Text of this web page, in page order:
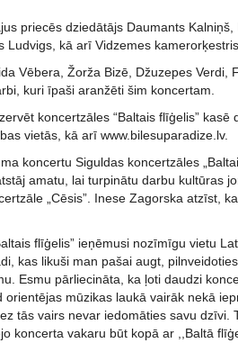
priecēs dziedātājs Daumants
Ludvigs, kā arī Vidzemes
Vēbera, Žorža Bizē, Džuzepes
kuri īpaši aranžēti šim koncertam.
koncertzāles “Baltais flīģelis”
vietās, kā arī www.bilesuparadize.lv.
koncertu Siguldas koncertzāles
amatu, lai turpinātu darbu kultūras
„Cēsis”. Inese Zagorska atzīst,
flīģelis” ieņēmusi nozīmīgu vietu
kas likuši man pašai augt,
Esmu pārliecināta, ka ļoti daudzi
orientējas mūzikas laukā vairāk nekā
tās vairs nevar iedomāties savu dzīvi.
koncerta vakaru būt kopā ar ,,Baltā